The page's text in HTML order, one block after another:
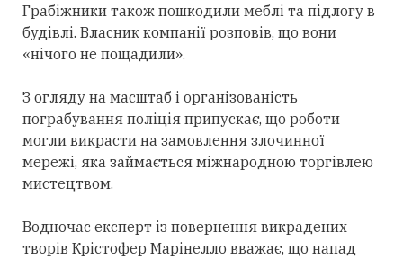
Грабіжники також пошкодили меблі та підлогу в
будівлі. Власник компанії розповів, що вони
«нічого не пощадили».
З огляду на масштаб і організованість
пограбування поліція припускає, що роботи
могли викрасти на замовлення злочинної
мережі, яка займається міжнародною торгівлею
мистецтвом.
Водночас експерт із повернення викрадених
творів Крістофер Марінелло вважає, що напад